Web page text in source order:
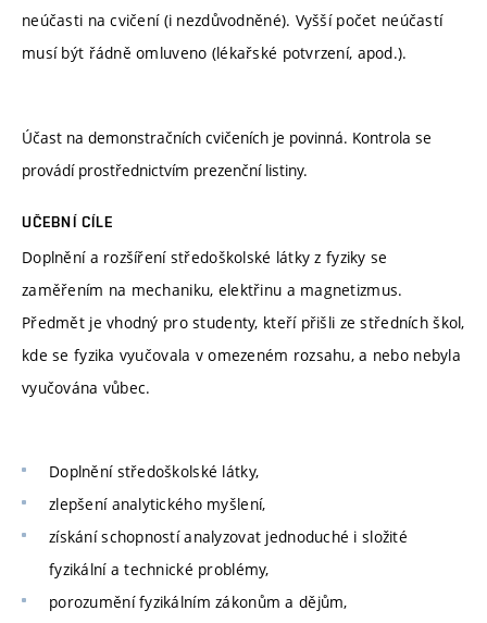
neúčasti na cvičení (i nezdůvodněné). Vyšší počet neúčastí
musí být řádně omluveno (lékařské potvrzení, apod.).
Účast na demonstračních cvičeních je povinná. Kontrola se
provádí prostřednictvím prezenční listiny.
UČEBNÍ CÍLE
Doplnění a rozšíření středoškolské látky z fyziky se
zaměřením na mechaniku, elektřinu a magnetizmus.
Předmět je vhodný pro studenty, kteří přišli ze středních škol,
kde se fyzika vyučovala v omezeném rozsahu, a nebo nebyla
vyučována vůbec.
Doplnění středoškolské látky,
zlepšení analytického myšlení,
získání schopností analyzovat jednoduché i složité
fyzikální a technické problémy,
porozumění fyzikálním zákonům a dějům,